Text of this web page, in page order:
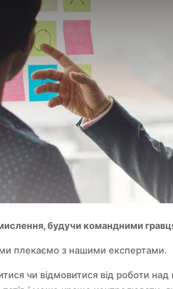
будучи командними
плекаємо з нашими експертами.
чи відмовитися від роботи